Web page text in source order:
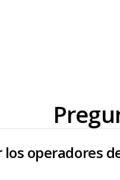
los operadores